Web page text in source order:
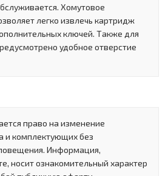
Хомутовое
легко извлечь картридж
ключей. Также для
удобное отверстие
право на изменение
и комплектующих без
Информация,
носит ознакомительный характер